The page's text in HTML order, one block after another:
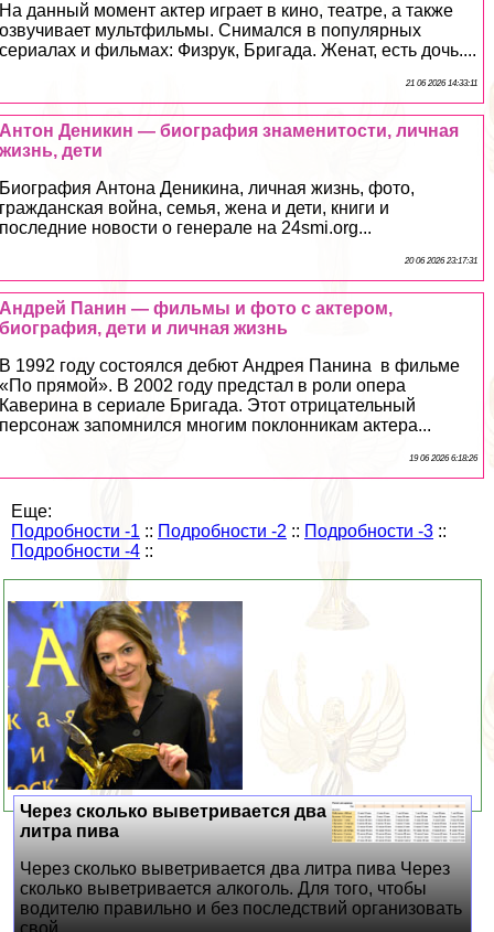
На данный момент актер играет в кино, театре, а также
озвучивает мультфильмы. Снимался в популярных
сериалах и фильмах: Физрук, Бригада. Женат, есть дочь....
21 06 2026 14:33:11
Антон Деникин — биография знаменитости, личная
жизнь, дети
Биография Антона Деникина, личная жизнь, фото,
гражданская война, семья, жена и дети, книги и
последние новости о генерале на 24smi.org...
20 06 2026 23:17:31
Андрей Панин — фильмы и фото с актером,
биография, дети и личная жизнь
В 1992 году состоялся дебют Андрея Панина в фильме
«По прямой». В 2002 году предстал в роли опера
Каверина в сериале Бригада. Этот отрицательный
персонаж запомнился многим поклонникам актера...
19 06 2026 6:18:26
Еще:
Подробности -1 :: Подробности -2 :: Подробности -3 ::
Подробности -4 ::
Через сколько выветривается два
литра пива
Через сколько выветривается два литра пива Через
сколько выветривается алкоголь. Для того, чтобы
водителю правильно и без последствий организовать
свой